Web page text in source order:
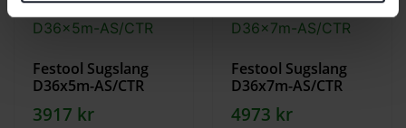
Festool Sugslang
D36x5m-AS/CTR
3917 kr
Festool Sugslang
D36x7m-AS/CTR
4973 kr